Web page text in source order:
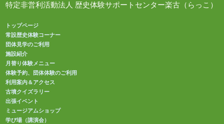
特定非営利活動法人 歴史体験サポートセンター楽古（らっこ）
トップページ
常設歴史体験コーナー
団体見学のご利用
施設紹介
月替り体験メニュー
体験予約、団体体験のご利用
利用案内＆アクセス
古墳クイズラリー
出張イベント
ミュージアムショップ
学び場（講演会）